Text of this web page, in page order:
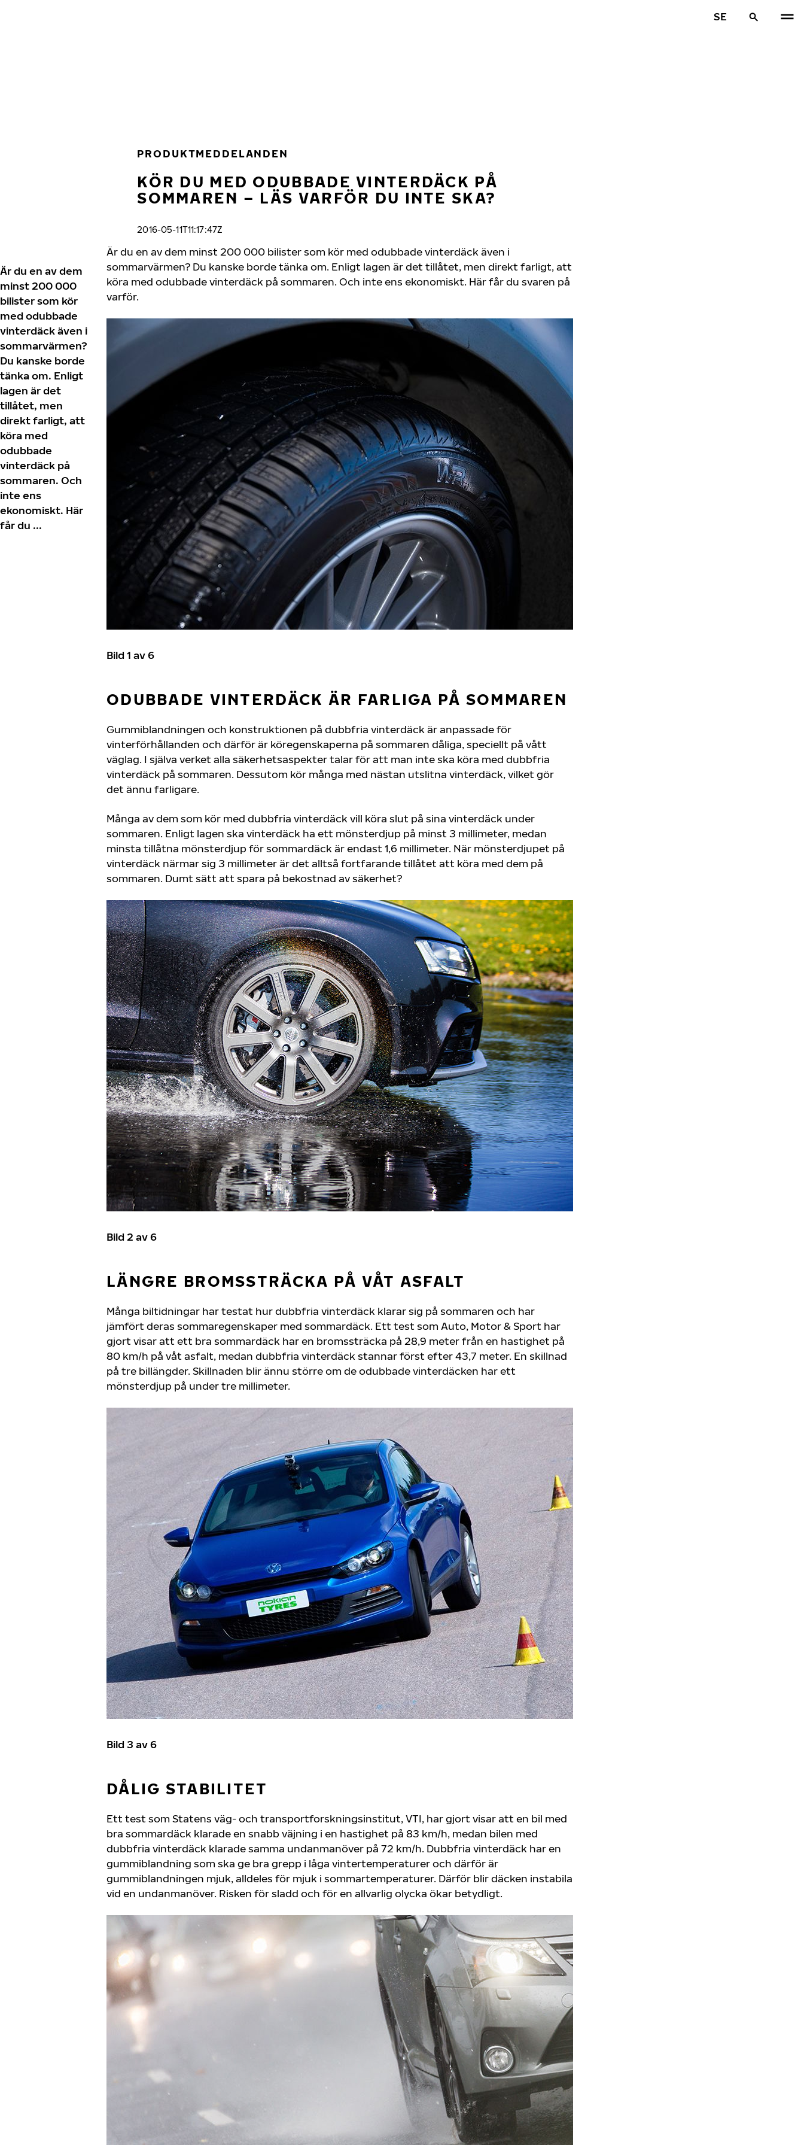
SE
PRODUKTMEDDELANDEN
KÖR DU MED ODUBBADE VINTERDÄCK PÅ
SOMMAREN – LÄS VARFÖR DU INTE SKA?
2016-05-11T11:17:47Z
Är du en av dem
minst 200 000
bilister som kör
med odubbade
vinterdäck även i
sommarvärmen?
Du kanske borde
tänka om. Enligt
lagen är det
tillåtet, men
direkt farligt, att
köra med
odubbade
vinterdäck på
sommaren. Och
inte ens
ekonomiskt. Här
får du ...
Är du en av dem minst 200 000 bilister som kör med odubbade vinterdäck även i
sommarvärmen? Du kanske borde tänka om. Enligt lagen är det tillåtet, men direkt farligt, att
köra med odubbade vinterdäck på sommaren. Och inte ens ekonomiskt. Här får du svaren på
varför.
Bild 1 av 6
ODUBBADE VINTERDÄCK ÄR FARLIGA PÅ SOMMAREN
Gummiblandningen och konstruktionen på dubbfria vinterdäck är anpassade för
vinterförhållanden och därför är köregenskaperna på sommaren dåliga, speciellt på vått
väglag. I själva verket alla säkerhetsaspekter talar för att man inte ska köra med dubbfria
vinterdäck på sommaren. Dessutom kör många med nästan utslitna vinterdäck, vilket gör
det ännu farligare.
Många av dem som kör med dubbfria vinterdäck vill köra slut på sina vinterdäck under
sommaren. Enligt lagen ska vinterdäck ha ett mönsterdjup på minst 3 millimeter, medan
minsta tillåtna mönsterdjup för sommardäck är endast 1,6 millimeter. När mönsterdjupet på
vinterdäck närmar sig 3 millimeter är det alltså fortfarande tillåtet att köra med dem på
sommaren. Dumt sätt att spara på bekostnad av säkerhet?
Bild 2 av 6
LÄNGRE BROMSSTRÄCKA PÅ VÅT ASFALT
Många biltidningar har testat hur dubbfria vinterdäck klarar sig på sommaren och har
jämfört deras sommaregenskaper med sommardäck. Ett test som Auto, Motor & Sport har
gjort visar att ett bra sommardäck har en bromssträcka på 28,9 meter från en hastighet på
80 km/h på våt asfalt, medan dubbfria vinterdäck stannar först efter 43,7 meter. En skillnad
på tre billängder. Skillnaden blir ännu större om de odubbade vinterdäcken har ett
mönsterdjup på under tre millimeter.
Bild 3 av 6
DÅLIG STABILITET
Ett test som Statens väg- och transportforskningsinstitut, VTI, har gjort visar att en bil med
bra sommardäck klarade en snabb väjning i en hastighet på 83 km/h, medan bilen med
dubbfria vinterdäck klarade samma undanmanöver på 72 km/h. Dubbfria vinterdäck har en
gummiblandning som ska ge bra grepp i låga vintertemperaturer och därför är
gummiblandningen mjuk, alldeles för mjuk i sommartemperaturer. Därför blir däcken instabila
vid en undanmanöver. Risken för sladd och för en allvarlig olycka ökar betydligt.